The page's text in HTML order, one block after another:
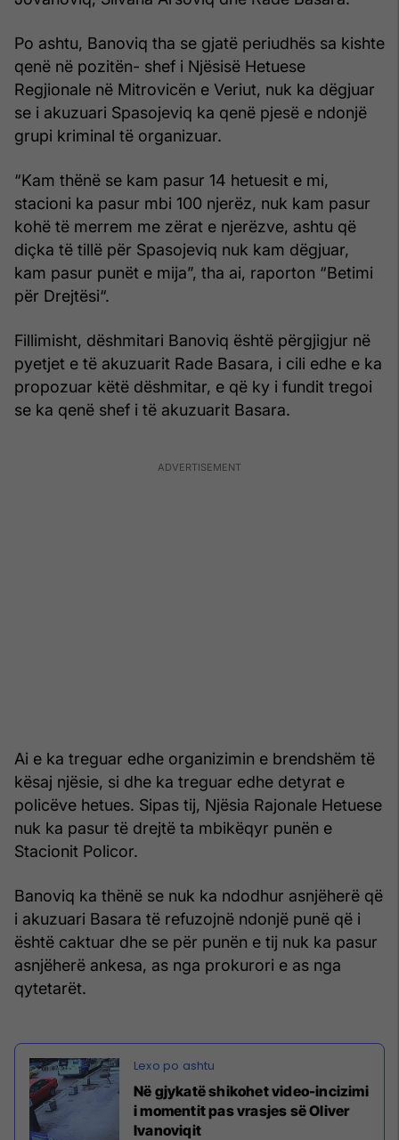
Po ashtu, Banoviq tha se gjatë periudhës sa kishte
qenë në pozitën- shef i Njësisë Hetuese
Regjionale në Mitrovicën e Veriut, nuk ka dëgjuar
se i akuzuari Spasojeviq ka qenë pjesë e ndonjë
grupi kriminal të organizuar.
“Kam thënë se kam pasur 14 hetuesit e mi,
stacioni ka pasur mbi 100 njerëz, nuk kam pasur
kohë të merrem me zërat e njerëzve, ashtu që
diçka të tillë për Spasojeviq nuk kam dëgjuar,
kam pasur punët e mija”, tha ai, raporton “Betimi
për Drejtësi“.
Fillimisht, dëshmitari Banoviq është përgjigjur në
pyetjet e të akuzuarit Rade Basara, i cili edhe e ka
propozuar këtë dëshmitar, e që ky i fundit tregoi
se ka qenë shef i të akuzuarit Basara.
Ai e ka treguar edhe organizimin e brendshëm të
kësaj njësie, si dhe ka treguar edhe detyrat e
policëve hetues. Sipas tij, Njësia Rajonale Hetuese
nuk ka pasur të drejtë ta mbikëqyr punën e
Stacionit Policor.
Banoviq ka thënë se nuk ka ndodhur asnjëherë që
i akuzuari Basara të refuzojnë ndonjë punë që i
është caktuar dhe se për punën e tij nuk ka pasur
asnjëherë ankesa, as nga prokurori e as nga
qytetarët.
Në gjykatë shikohet video-incizimi
i momentit pas vrasjes së Oliver
Ivanoviqit